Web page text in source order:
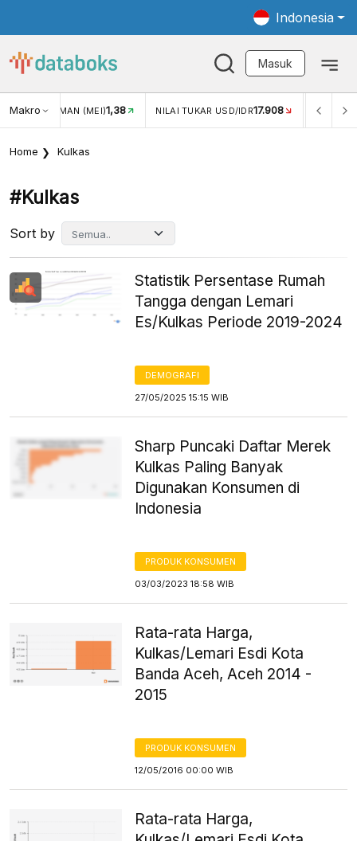
Indonesia
Masuk
MakroNILAI TUKAR USD/IDR17.908 INFLASI YOY (JUL)2,88%
Home Kulkas
#kulkas
Sort by
Statistik Persentase Rumah
Tangga dengan Lemari
Es/Kulkas Periode 2019-2024
DEMOGRAFI
27/05/2025 15:15 WIB
Sharp Puncaki Daftar Merek
Kulkas Paling Banyak
Digunakan Konsumen di
Indonesia
PRODUK KONSUMEN
03/03/2023 18:58 WIB
Rata-rata Harga,
Kulkas/Lemari Esdi Kota
Banda Aceh, Aceh 2014 -
2015
PRODUK KONSUMEN
12/05/2016 00:00 WIB
Rata-rata Harga,